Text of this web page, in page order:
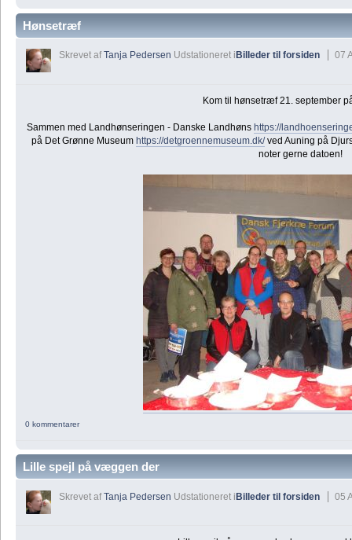
Hønsetræf
Skrevet afTanja Pedersen Udstationeret i Billeder til forsiden 07
Kom til hønsetræf 21. september
Sammen med Landhønseringen - Danske Landhøns https://
på Det Grønne Museum https://detgroennemuseum.dk/ved Auning på
noter gerne datoen!
0 kommentarer
Lille spejl på væggen der
Skrevet afTanja Pedersen Udstationeret i Billeder til forsiden 05